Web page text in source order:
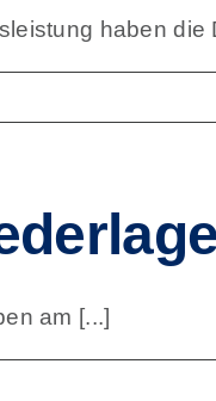
haben die
am [...]